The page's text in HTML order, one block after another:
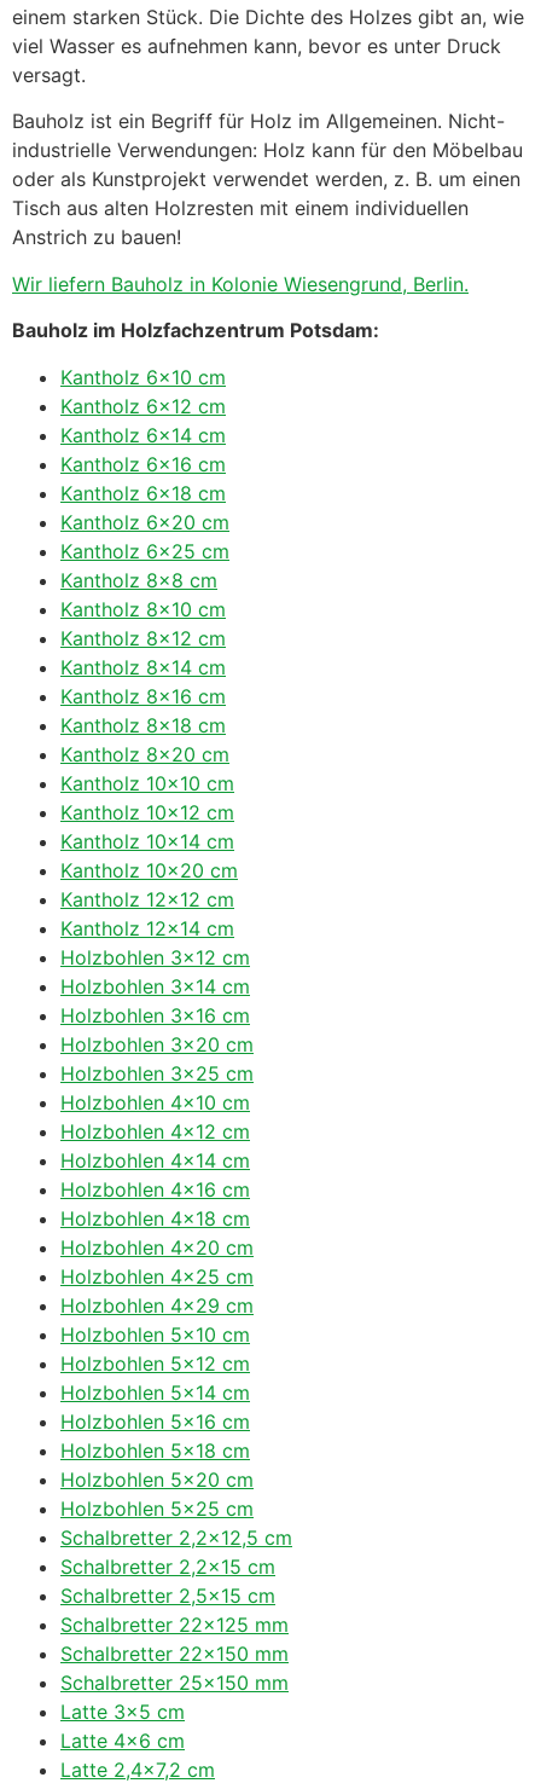
einem starken Stück. Die Dichte des Holzes gibt an, wie
viel Wasser es aufnehmen kann, bevor es unter Druck
versagt.
Bauholz ist ein Begriff für Holz im Allgemeinen. Nicht-
industrielle Verwendungen: Holz kann für den Möbelbau
oder als Kunstprojekt verwendet werden, z. B. um einen
Tisch aus alten Holzresten mit einem individuellen
Anstrich zu bauen!
Wir liefern Bauholz in Kolonie Wiesengrund, Berlin.
Bauholz im Holzfachzentrum Potsdam:
Kantholz 6×10 cm
Kantholz 6×12 cm
Kantholz 6×14 cm
Kantholz 6×16 cm
Kantholz 6×18 cm
Kantholz 6×20 cm
Kantholz 6×25 cm
Kantholz 8×8 cm
Kantholz 8×10 cm
Kantholz 8×12 cm
Kantholz 8×14 cm
Kantholz 8×16 cm
Kantholz 8×18 cm
Kantholz 8×20 cm
Kantholz 10×10 cm
Kantholz 10×12 cm
Kantholz 10×14 cm
Kantholz 10×20 cm
Kantholz 12×12 cm
Kantholz 12×14 cm
Holzbohlen 3×12 cm
Holzbohlen 3×14 cm
Holzbohlen 3×16 cm
Holzbohlen 3×20 cm
Holzbohlen 3×25 cm
Holzbohlen 4×10 cm
Holzbohlen 4×12 cm
Holzbohlen 4×14 cm
Holzbohlen 4×16 cm
Holzbohlen 4×18 cm
Holzbohlen 4×20 cm
Holzbohlen 4×25 cm
Holzbohlen 4×29 cm
Holzbohlen 5×10 cm
Holzbohlen 5×12 cm
Holzbohlen 5×14 cm
Holzbohlen 5×16 cm
Holzbohlen 5×18 cm
Holzbohlen 5×20 cm
Holzbohlen 5×25 cm
Schalbretter 2,2×12,5 cm
Schalbretter 2,2×15 cm
Schalbretter 2,5×15 cm
Schalbretter 22×125 mm
Schalbretter 22×150 mm
Schalbretter 25×150 mm
Latte 3×5 cm
Latte 4×6 cm
Latte 2,4×7,2 cm